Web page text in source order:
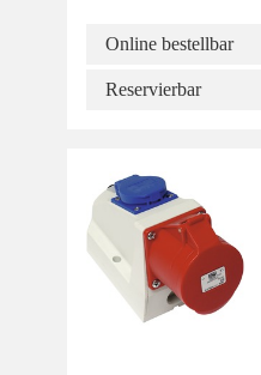
Online bestellbar
Reservierbar